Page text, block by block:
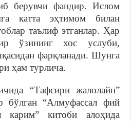
берувчи фандир. Ислом
катта эҳтимом билан
таълиф этганлар. Ҳар
ўзининг хос услуби,
фарқланади. Шунга
ҳам турлича.
“Тафсири жалолайн”
“Алмуфассал фий
карим” китоби алоҳида